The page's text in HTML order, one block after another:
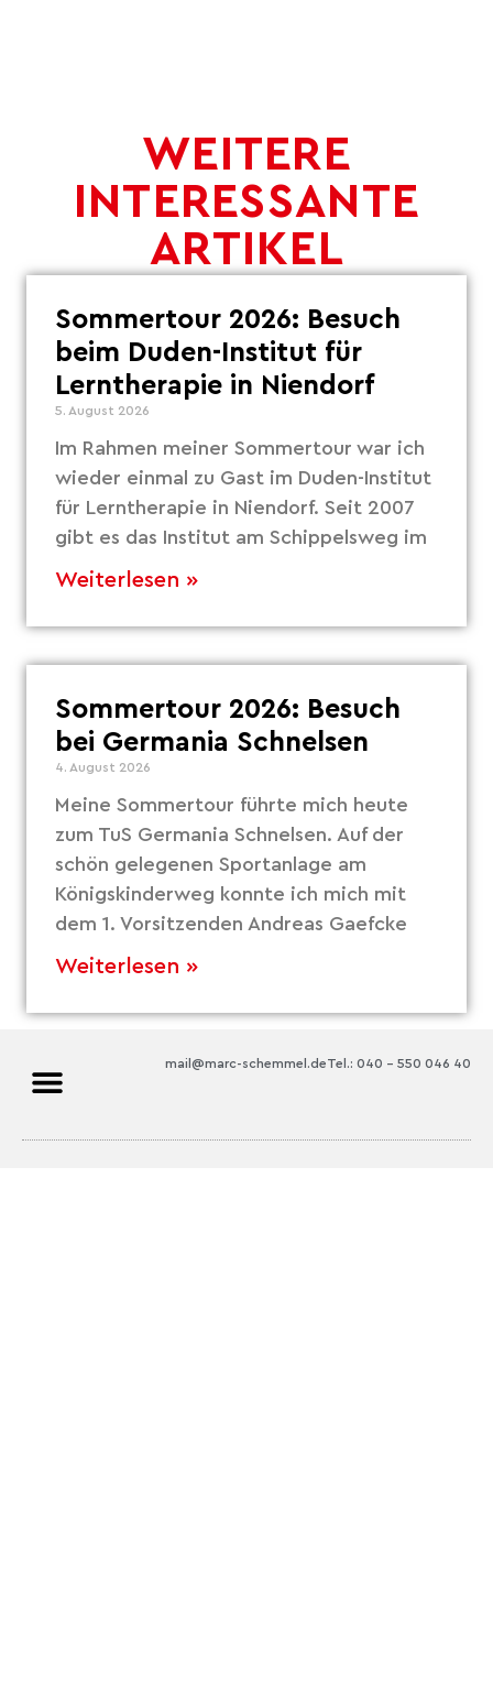
WEITERE
INTERESSANTE
ARTIKEL
Sommertour 2026: Besuch
beim Duden-Institut für
Lerntherapie in Niendorf
5. August 2026
Im Rahmen meiner Sommertour war ich
wieder einmal zu Gast im Duden-Institut
für Lerntherapie in Niendorf. Seit 2007
gibt es das Institut am Schippelsweg im
Weiterlesen »
Sommertour 2026: Besuch
bei Germania Schnelsen
4. August 2026
Meine Sommertour führte mich heute
zum TuS Germania Schnelsen. Auf der
schön gelegenen Sportanlage am
Königskinderweg konnte ich mich mit
dem 1. Vorsitzenden Andreas Gaefcke
Weiterlesen »
Tel.: 040 – 550 046 40
mail@marc-schemmel.de